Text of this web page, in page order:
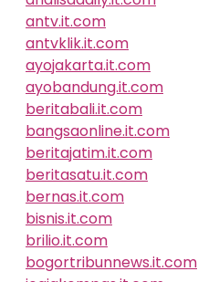
antv.it.com
antvklik.it.com
ayojakarta.it.com
ayobandung.it.com
beritabali.it.com
bangsaonline.it.com
beritajatim.it.com
beritasatu.it.com
bernas.it.com
bisnis.it.com
brilio.it.com
bogortribunnews.it.com